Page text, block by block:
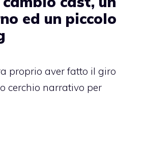
ed un piccolo
proprio aver fatto il giro
cerchio narrativo per